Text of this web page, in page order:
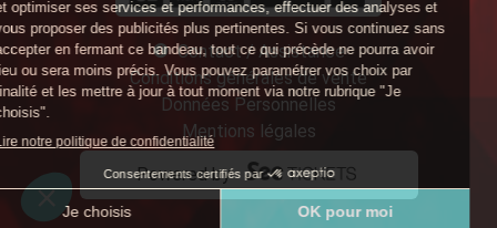
Contact / Assistance
Conditions générales de vente
Données Personnelles
Mentions légales
Powered by